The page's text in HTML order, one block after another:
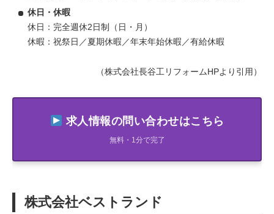
休日・休暇
休日：完全週休2日制（日・月）
休暇：祝祭日／夏期休暇／年末年始休暇／有給休暇
（株式会社長谷工リフォームHPより引用）
求人情報の問い合わせはこちら
無料・1分で完了
株式会社ベストランド